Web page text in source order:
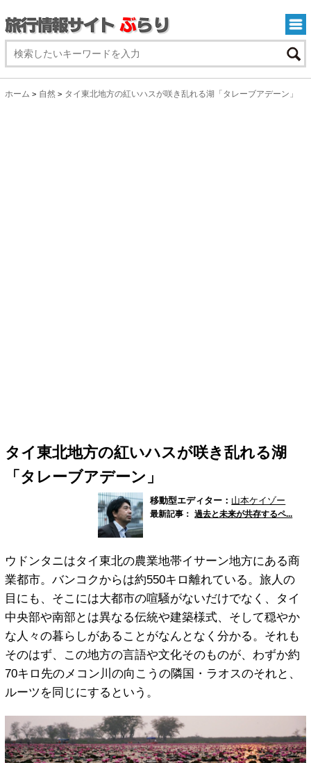
ホーム > 自然> タイ東北地方の紅いハスが咲き乱れる湖「タレーブアデーン」
タイ東北地方の紅いハスが咲き乱れる湖
「タレーブアデーン」
移動型エディター： 山本ケイゾー
最新記事： 過去と未来が共存するペ...
ウドンタニはタイ東北の農業地帯イサーン地方にある商
業都市。バンコクからは約550キロ離れている。旅人の
目にも、そこには大都市の喧騒がないだけでなく、タイ
中央部や南部とは異なる伝統や建築様式、そして穏やか
な人々の暮らしがあることがなんとなく分かる。それも
そのはず、この地方の言語や文化そのものが、わずか約
70キロ先のメコン川の向こうの隣国・ラオスのそれと、
ルーツを同じにするという。